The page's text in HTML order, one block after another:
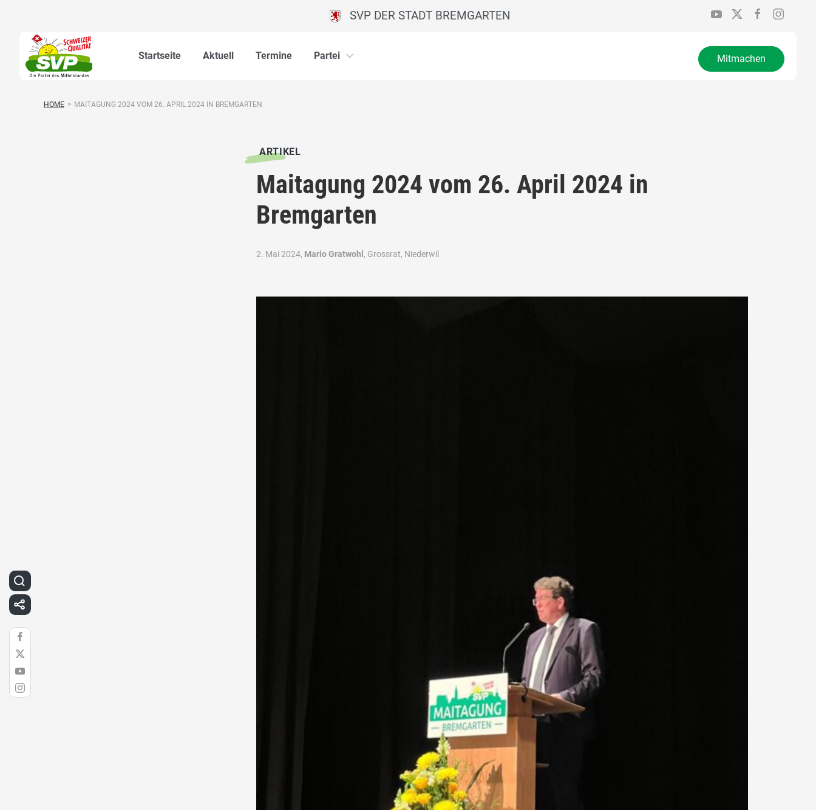
SVP DER STADT BREMGARTEN
Startseite Aktuell Termine Partei Mitmachen
HOME > MAITAGUNG 2024 VOM 26. APRIL 2024 IN BREMGARTEN
ARTIKEL
Maitagung 2024 vom 26. April 2024 in
Bremgarten
2. Mai 2024, Mario Gratwohl , Grossrat, Niederwil